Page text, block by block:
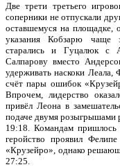
Две трети третьего
соперники не отпускали
оставшемуся на площадке,
указания Кобзарю чаще
старались и Гуцалюк с
Салпарову вместо
удерживать наскоки Леала,
счёт пары ошибок
Впрочем, лидерство
привёл Леона в
подаче двумя розыгрышами
19:18. Командам пришлось
геройство проявил
«Крузейро», однако
27:25.